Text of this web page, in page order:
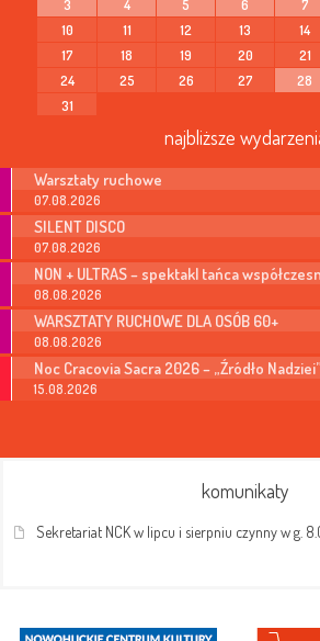
3 4 5 6 7
10
11 12 13 14
17
18 19 20 21
24
25 26 27 28
31
najbliższe
Warsztaty ruchowe
07.08.2026
SILENT DISCO
07.08.2026
NON + ULTRAS – spektakl tańca
08.08.2026
WARSZTATY RUCHOWE DLA OSÓB 60+
08.08.2026
Noc Cracovia Sacra 2026 – „Źródło Nadziei”
15.08.2026
komunikaty
Sekretariat NCK w lipcu i sierpniu czynny w g.